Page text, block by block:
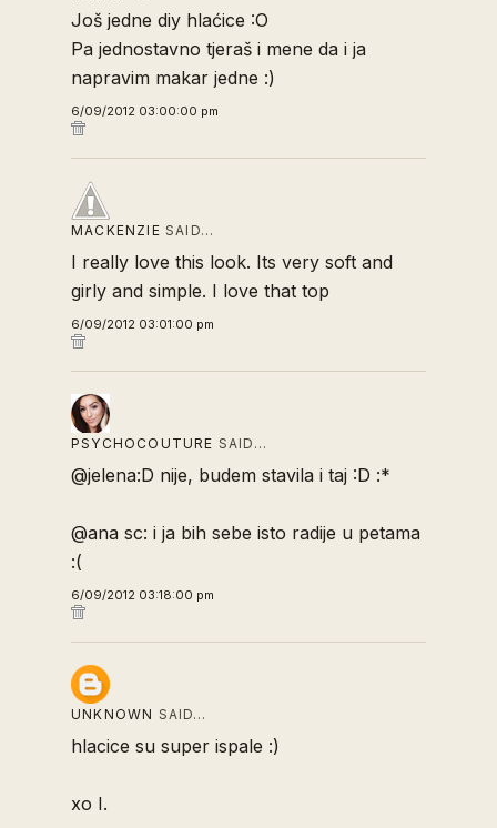
Još jedne diy hlaćice :O
Pa jednostavno tjeraš i mene da i ja
napravim makar jedne :)
6/09/2012 03:00:00 pm
MACKENZIE SAID…
I really love this look. Its very soft and
girly and simple. I love that top
6/09/2012 03:01:00 pm
PSYCHOCOUTURE SAID…
@jelena:D nije, budem stavila i taj :D :*
@ana sc: i ja bih sebe isto radije u petama
:(
6/09/2012 03:18:00 pm
UNKNOWN SAID…
hlacice su super ispale :)
xo I.